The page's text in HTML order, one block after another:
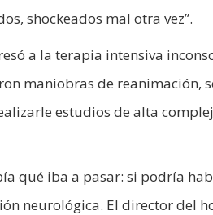
shockeados mal otra vez”.
a la terapia intensiva
maniobras de reanimación,
estudios de alta
qué iba a pasar: si podría
neurológica. El director del